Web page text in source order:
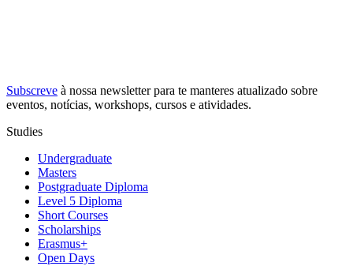
Subscreve à nossa newsletterpara te manteres atualizado sobre
eventos, notícias, workshops, cursos e atividades.
Studies
Undergraduate
Masters
Postgraduate Diploma
Level 5 Diploma
Short Courses
Scholarships
Erasmus+
Open Days